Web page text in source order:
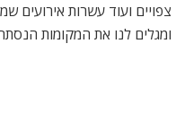
צפויים ועוד עשרות אירועים
ומגלים לנו את המקומות